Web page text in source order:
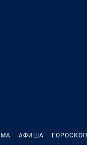
АФИША ГОРОСКОП